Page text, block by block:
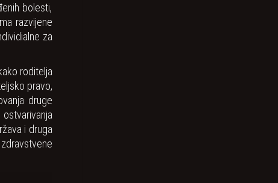
bolesti,
razvijene
za
roditelja
pravo,
druge
i druga